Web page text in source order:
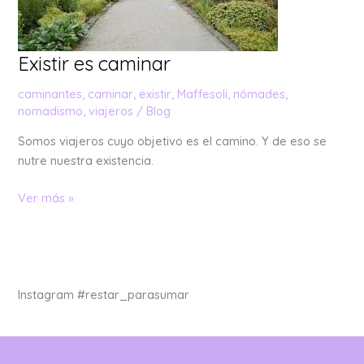
Existir es caminar
caminantes, caminar, existir, Maffesoli, nómades,
nomadismo,viajeros / Blog
Somos viajeros cuyo objetivo es el camino. Y de eso se
nutre nuestra existencia.
Ver más »
Instagram #restar_parasumar